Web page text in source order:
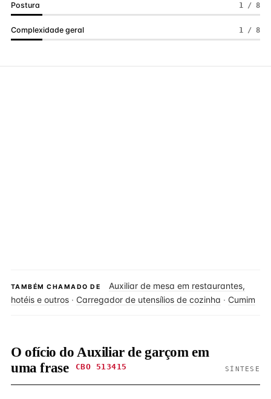
Postura 1 / 8
Complexidade geral 1 / 8
TAMBÉM CHAMADO DE
Auxiliar de mesa em restaurantes,
hotéis e outros · Carregador de utensílios de cozinha · Cumim
O ofício do Auxiliar de garçom em
uma frase
CBO 513415 SÍNTESE